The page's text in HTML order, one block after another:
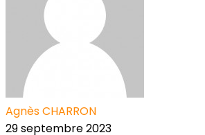
Agnès CHARRON
29 septembre 2023